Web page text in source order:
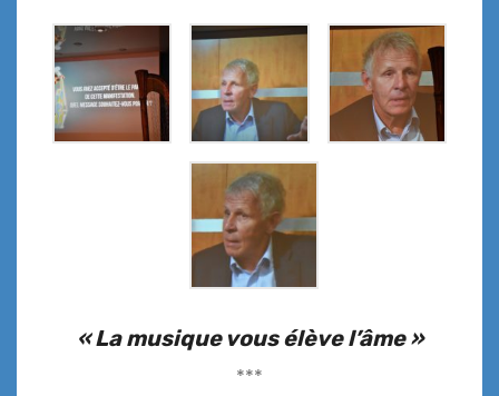
« La musique vous élève l’âme »
***